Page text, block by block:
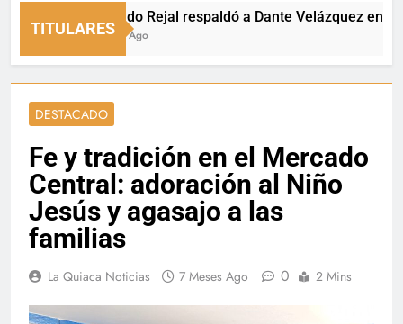
TITULARES
Fernando Rejal respaldó a Dante Velázquez en el
14 Horas Ago
DESTACADO
Fe y tradición en el Mercado
Central: adoración al Niño
Jesús y agasajo a las
familias
La Quiaca Noticias 7 Meses Ago 0 2 Mins